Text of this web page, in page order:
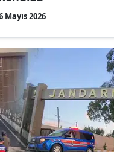
Mayıs 2026